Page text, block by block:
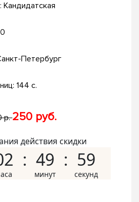
Кандидатская
Петербург
144 с.
р.250 руб.
действия скидки
49 58